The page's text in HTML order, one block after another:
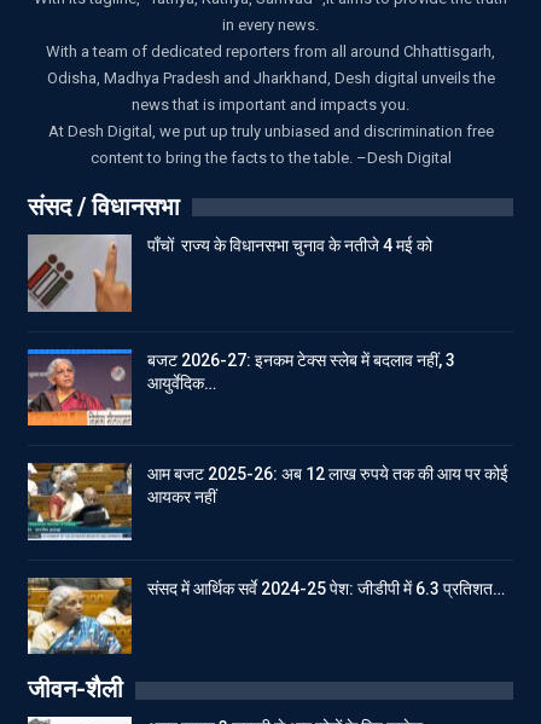
in every news.
With a team of dedicated reporters from all around Chhattisgarh,
Odisha, Madhya Pradesh and Jharkhand, Desh digital unveils the
news that is important and impacts you.
At Desh Digital, we put up truly unbiased and discrimination free
content to bring the facts to the table. –Desh Digital
संसद / विधानसभा
पाँचों राज्य के विधानसभा चुनाव के नतीजे 4 मई को
बजट 2026-27: इनकम टेक्स स्लेब में बदलाव नहीं, 3
आयुर्वेदिक…
आम बजट 2025-26: अब 12 लाख रुपये तक की आय पर कोई
आयकर नहीं
संसद में आर्थिक सर्वे 2024-25 पेश: जीडीपी में 6.3 प्रतिशत…
जीवन-शैली